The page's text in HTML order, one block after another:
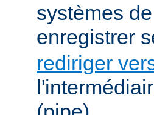
systèmes
enregistrer
rediriger